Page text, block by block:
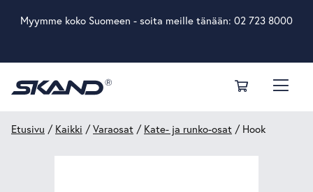
Myymme koko Suomeen - soita meille tänään: 02 723 8000
Etusivu / Kaikki /Varaosat / Kate- ja runko-osat / Hook